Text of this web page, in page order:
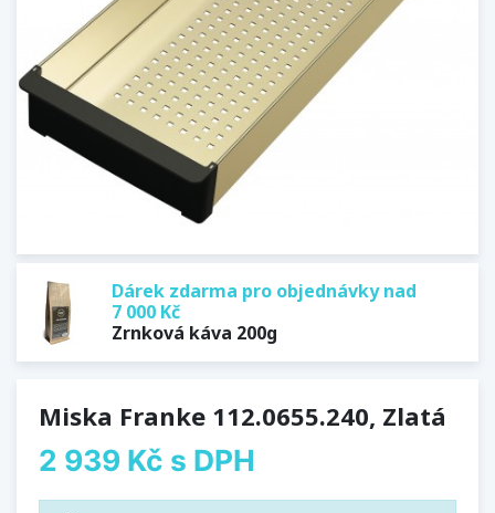
Dárek zdarma pro objednávky nad
7 000 Kč
Zrnková káva 200g
Miska Franke 112.0655.240, Zlatá
2 939 Kč s DPH